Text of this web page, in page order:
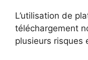
L’utilisation de
téléchargement
plusieurs risques